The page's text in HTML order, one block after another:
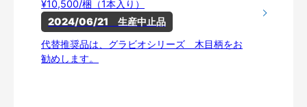
¥10,500/梱（1本入り）
2024/06/21　生産中止品
代替推奨品は、グラビオシリーズ 木目柄をお
勧めします。